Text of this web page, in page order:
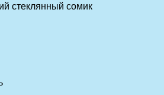
стеклянный сомик